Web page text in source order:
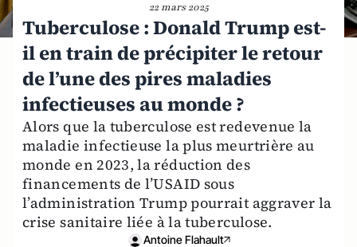
22 mars 2025
Tuberculose : Donald Trump est-
il en train de précipiter le retour
de l’une des pires maladies
infectieuses au monde ?
Alors que la tuberculose est redevenue la
maladie infectieuse la plus meurtrière au
monde en 2023, la réduction des
financements de l’USAID sous
l’administration Trump pourrait aggraver la
crise sanitaire liée à la tuberculose.
Antoine Flahault